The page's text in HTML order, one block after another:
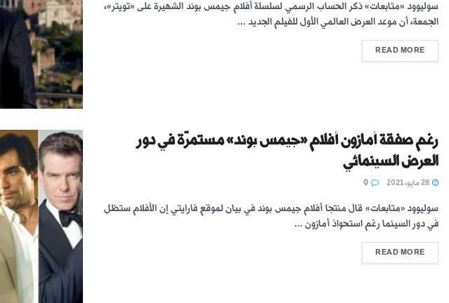
سوليوود «متابعات» ذكر الحساب الرسمي لسلسلة أفلام جيمس بوند الشهيرة على «تويتر»،
الجمعة، أن موعد العرض العالمي الأول للفيلم الجديد ...
READ MORE
رغم صفقة أمازون أفلام «جيمس بوند» مستمرّة في دور
العرض السينمائي
سوليوود «متابعات» قال منتجا أفلام جيمس بوند في بيان لموقع فارايتي إن الأفلام ستظل
في دور السينما رغم استحواذ أمازون ...
READ MORE